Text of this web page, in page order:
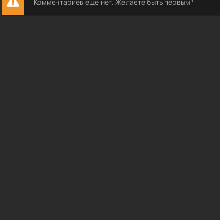
Комментариев ещё нет. Желаете быть первым?